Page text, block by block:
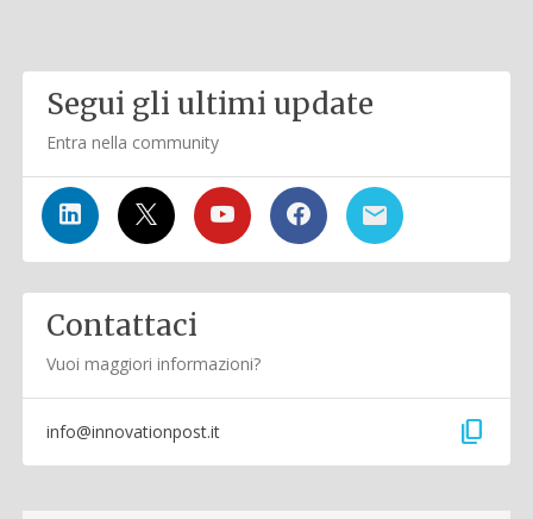
Segui gli ultimi update
Entra nella community
Contattaci
Vuoi maggiori informazioni?
info@innovationpost.it content_copy